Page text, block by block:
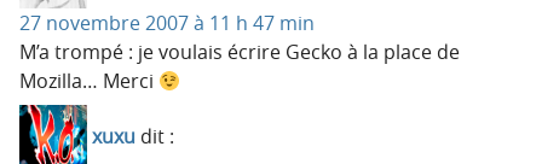
27 novembre 2007 à 11 h 47 min
M’a trompé : je voulais écrire Gecko à la place de
Mozilla… Merci
xuxu dit :